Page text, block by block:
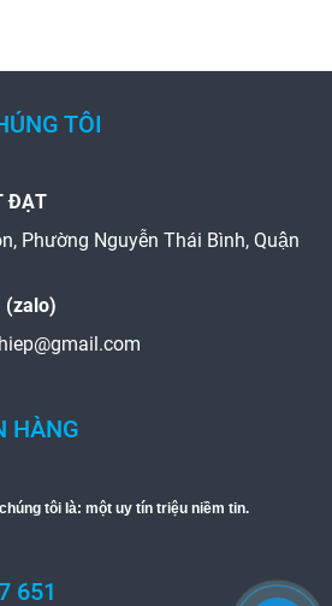
TÔI
ĐẠT
Phường Nguyễn Thái Bình, Quận
(zalo)
HÀNG
tôi là: một uy tín triệu niềm tin.
651